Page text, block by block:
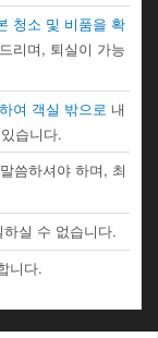
청소 및 비품을 확
리며, 퇴실이 가능
여 객실 밖으로 내
습니다.
씀하셔야 하며, 최
실 수 없습니다.
니다.